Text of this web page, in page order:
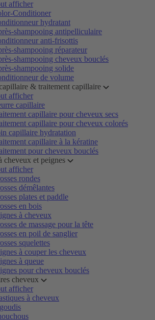
afficher
Conditioner
hydratant
shampooing antipelliculaire
anti-frisottis
shampooing réparateur
shampooing cheveux bouclés
shampooing solide
de volume
& traitement capillaire
afficher
capillaire
capillaire pour cheveux secs
capillaire pour cheveux colorés
capillaire hydratation
capillaire à la kératine
pour cheveux bouclés
cheveux et peignes
afficher
rondes
démêlantes
plates et paddle
en bois
à cheveux
de massage pour la tête
en poil de sanglier
squelettes
à couper les cheveux
à queue
pour cheveux bouclés
cheveux
afficher
à cheveux